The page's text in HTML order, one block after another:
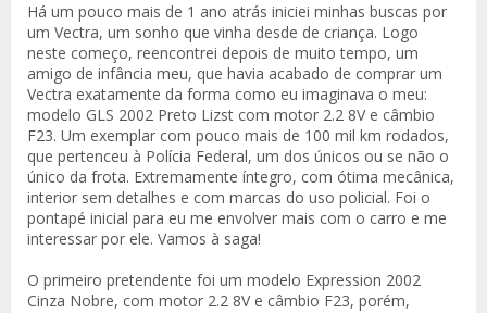
Há um pouco mais de 1 ano atrás iniciei minhas buscas por
um Vectra, um sonho que vinha desde de criança. Logo
neste começo, reencontrei depois de muito tempo, um
amigo de infância meu, que havia acabado de comprar um
Vectra exatamente da forma como eu imaginava o meu:
modelo GLS 2002 Preto Lizst com motor 2.2 8V e câmbio
F23. Um exemplar com pouco mais de 100 mil km rodados,
que pertenceu à Polícia Federal, um dos únicos ou se não o
único da frota. Extremamente íntegro, com ótima mecânica,
interior sem detalhes e com marcas do uso policial. Foi o
pontapé inicial para eu me envolver mais com o carro e me
interessar por ele. Vamos à saga!
O primeiro pretendente foi um modelo Expression 2002
Cinza Nobre, com motor 2.2 8V e câmbio F23, porém,